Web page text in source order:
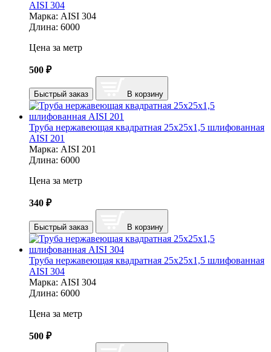
AISI 304
Марка: AISI 304
Длина: 6000
Цена за метр
500 ₽
Быстрый заказ В корзину
Труба нержавеющая квадратная 25х25х1,5 шлифованная
AISI 201
Марка: AISI 201
Длина: 6000
Цена за метр
340 ₽
Быстрый заказ В корзину
Труба нержавеющая квадратная 25х25х1,5 шлифованная
AISI 304
Марка: AISI 304
Длина: 6000
Цена за метр
500 ₽